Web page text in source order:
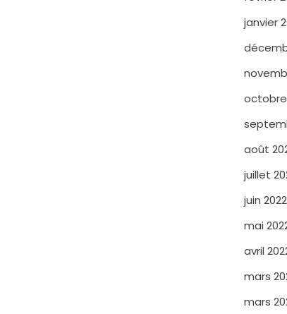
janvier
octobre
août
juillet
juin 2022
mai
avril
mars
mars